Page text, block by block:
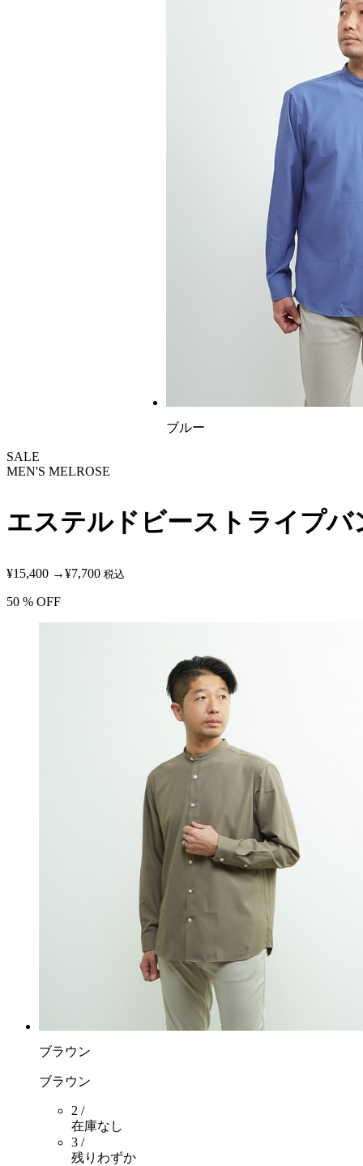
ブルー
SALE
MEN'S MELROSE
エステルドビーストライプ
¥15,400 →¥7,700 税込
50 % OFF
ブラウン
ブラウン
2 /
在庫なし
3 /
残りわずか